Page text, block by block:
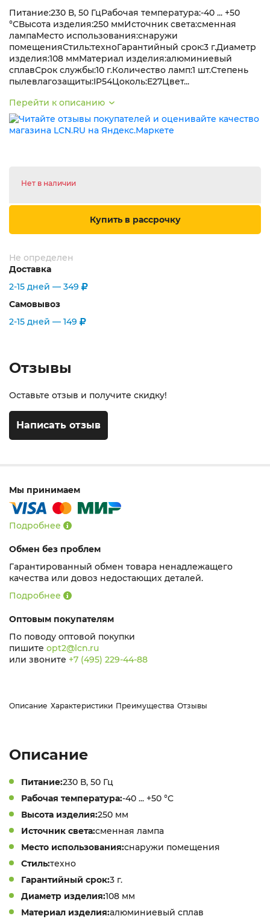
Питание:230 В, 50 ГцРабочая температура:-40 ... +50
°CВысота изделия:250 ммИсточник света:сменная
лампаМесто использования:снаружи
помещенияСтиль:техноГарантийный срок:3 г.Диаметр
изделия:108 ммМатериал изделия:алюминиевый
сплавСрок службы:10 г.Количество ламп:1 шт.Степень
пылевлагозащиты:IP54Цоколь:E27Цвет...
Перейти к описанию
Нет в наличии
Купить в рассрочку
Не определен
Доставка
2-15 дней — 349
Самовывоз
2-15 дней — 149
Отзывы
Оставьте отзыв и получите скидку!
Написать отзыв
Мы принимаем
Подробнее
Обмен без проблем
Гарантированный обмен товара ненадлежащего
качества или довоз недостающих деталей.
Подробнее
Оптовым покупателям
По поводу оптовой покупки
пишите opt2@lcn.ru
или звоните +7 (495) 229-44-88
Описание Характеристики Преимущества Отзывы
Описание
Питание:230 В, 50 Гц
Рабочая температура:-40 ... +50 °C
Высота изделия:250 мм
Источник света:сменная лампа
Место использования:снаружи помещения
Стиль:техно
Гарантийный срок:3 г.
Диаметр изделия:108 мм
Материал изделия:алюминиевый сплав